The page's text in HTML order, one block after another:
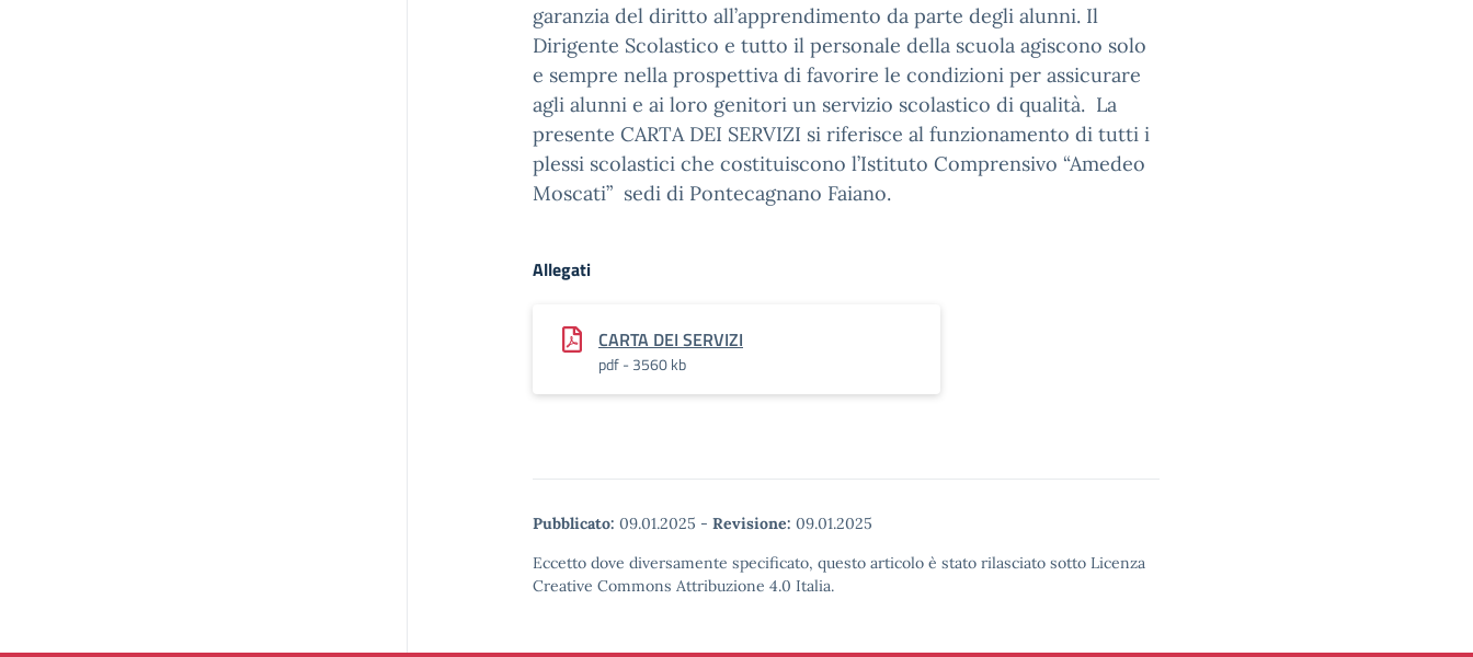
garanzia del diritto all’apprendimento da parte degli alunni. Il
Dirigente Scolastico e tutto il personale della scuola agiscono solo
e sempre nella prospettiva di favorire le condizioni per assicurare
agli alunni e ai loro genitori un servizio scolastico di qualità. La
presente CARTA DEI SERVIZI si riferisce al funzionamento di tutti i
plessi scolastici che costituiscono l’Istituto Comprensivo “Amedeo
Moscati” sedi di Pontecagnano Faiano.
Allegati
CARTA DEI SERVIZI
pdf - 3560 kb
Pubblicato: 09.01.2025 - Revisione: 09.01.2025
Eccetto dove diversamente specificato, questo articolo è stato rilasciato sotto Licenza
Creative Commons Attribuzione 4.0 Italia.